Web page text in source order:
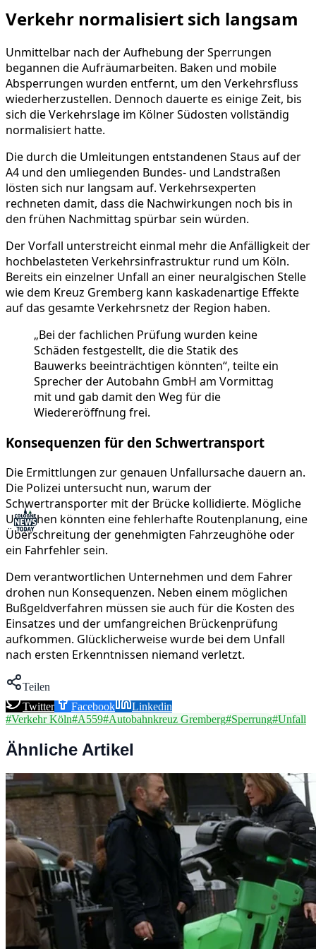
Verkehr normalisiert sich langsam
Unmittelbar nach der Aufhebung der Sperrungen
begannen die Aufräumarbeiten. Baken und mobile
Absperrungen wurden entfernt, um den Verkehrsfluss
wiederherzustellen. Dennoch dauerte es einige Zeit, bis
sich die Verkehrslage im Kölner Südosten vollständig
normalisiert hatte.
Die durch die Umleitungen entstandenen Staus auf der
A4 und den umliegenden Bundes- und Landstraßen
lösten sich nur langsam auf. Verkehrsexperten
rechneten damit, dass die Nachwirkungen noch bis in
den frühen Nachmittag spürbar sein würden.
Der Vorfall unterstreicht einmal mehr die Anfälligkeit der
hochbelasteten Verkehrsinfrastruktur rund um Köln.
Bereits ein einzelner Unfall an einer neuralgischen Stelle
wie dem Kreuz Gremberg kann kaskadenartige Effekte
auf das gesamte Verkehrsnetz der Region haben.
„Bei der fachlichen Prüfung wurden keine
Schäden festgestellt, die die Statik des
Bauwerks beeinträchtigen könnten“, teilte ein
Sprecher der Autobahn GmbH am Vormittag
mit und gab damit den Weg für die
Wiedereröffnung frei.
Konsequenzen für den Schwertransport
Die Ermittlungen zur genauen Unfallursache dauern an.
Die Polizei untersucht nun, warum der
Schwertransporter mit der Brücke kollidierte. Mögliche
Ursachen könnten eine fehlerhafte Routenplanung, eine
Überschreitung der genehmigten Fahrzeughöhe oder
ein Fahrfehler sein.
Dem verantwortlichen Unternehmen und dem Fahrer
drohen nun Konsequenzen. Neben einem möglichen
Bußgeldverfahren müssen sie auch für die Kosten des
Einsatzes und der umfangreichen Brückenprüfung
aufkommen. Glücklicherweise wurde bei dem Unfall
nach ersten Erkenntnissen niemand verletzt.
Teilen
Twitter
Facebook
Linkedin
#Verkehr Köln#A559#Autobahnkreuz Gremberg#Sperrung#Unfall
Ähnliche Artikel